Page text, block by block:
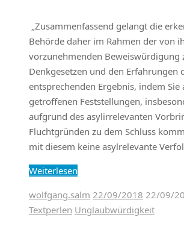
„Zusammenfassend gelangt die
Behörde daher im Rahmen der von
vorzunehmenden Beweiswürdigung
Denkgesetzen und den Erfahrungen
entsprechenden Ergebnis, indem
getroffenen Feststellungen,
aufgrund des asylirrelevanten
Fluchtgründen zu dem Schluss
mit diesem keine asylrelevante
Weiterlesen
wolfgang.salm 22/09/2018 22/09/
Textperlen Unglaubwürdigkeit